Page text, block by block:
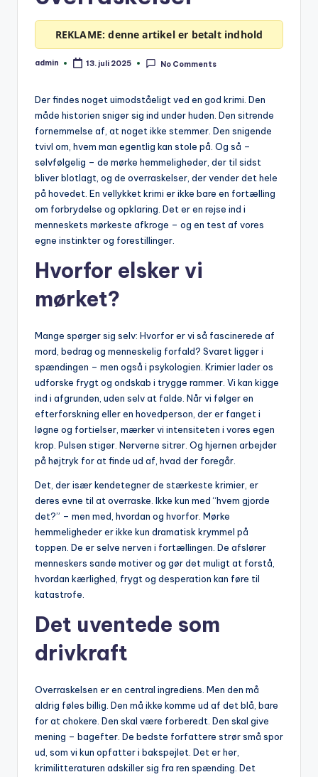
REKLAME: denne artikel er betalt indhold
Posted
admin 13. juli 2025 No Comments
Der findes noget uimodståeligt ved en god krimi. Den
måde historien sniger sig ind under huden. Den sitrende
fornemmelse af, at noget ikke stemmer. Den snigende
tvivl om, hvem man egentlig kan stole på. Og så –
selvfølgelig – de mørke hemmeligheder, der til sidst
bliver blotlagt, og de overraskelser, der vender det hele
på hovedet. En vellykket krimi er ikke bare en fortælling
om forbrydelse og opklaring. Det er en rejse ind i
menneskets mørkeste afkroge – og en test af vores
egne instinkter og forestillinger.
Hvorfor elsker vi
mørket?
Mange spørger sig selv: Hvorfor er vi så fascinerede af
mord, bedrag og menneskelig forfald? Svaret ligger i
spændingen – men også i psykologien. Krimier lader os
udforske frygt og ondskab i trygge rammer. Vi kan kigge
ind i afgrunden, uden selv at falde. Når vi følger en
efterforskning eller en hovedperson, der er fanget i
løgne og fortielser, mærker vi intensiteten i vores egen
krop. Pulsen stiger. Nerverne sitrer. Og hjernen arbejder
på højtryk for at finde ud af, hvad der foregår.
Det, der især kendetegner de stærkeste krimier, er
deres evne til at overraske. Ikke kun med “hvem gjorde
det?” – men med, hvordan og hvorfor. Mørke
hemmeligheder er ikke kun dramatisk krymmel på
toppen. De er selve nerven i fortællingen. De afslører
menneskers sande motiver og gør det muligt at forstå,
hvordan kærlighed, frygt og desperation kan føre til
katastrofe.
Det uventede som
drivkraft
Overraskelsen er en central ingrediens. Men den må
aldrig føles billig. Den må ikke komme ud af det blå, bare
for at chokere. Den skal være forberedt. Den skal give
mening – bagefter. De bedste forfattere strør små spor
ud, som vi kun opfatter i bakspejlet. Det er her,
krimilitteraturen adskiller sig fra ren spænding. Det